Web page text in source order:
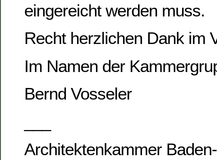
eingereicht werden muss.
Recht herzlichen Dank im
Im Namen der
Bernd Vosseler
Architektenkammer